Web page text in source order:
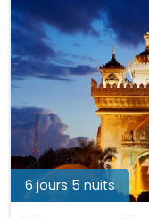
6 jours 5 nuits